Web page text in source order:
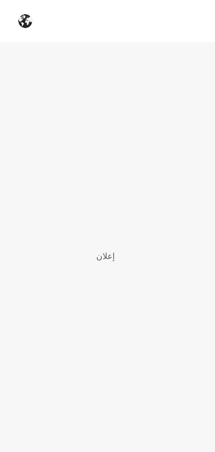
إعلان